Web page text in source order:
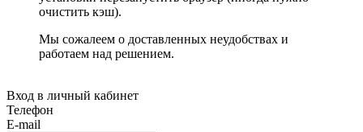
очистить кэш).
Мы сожалеем о доставленных неудобствах и
работаем над решением.
Вход в личный кабинет
Телефон
E-mail